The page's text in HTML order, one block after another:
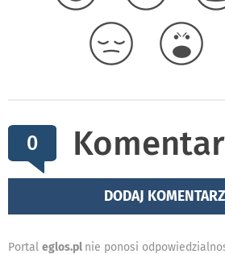
0
DODAJ
Portal eglos.pl nie ponosi